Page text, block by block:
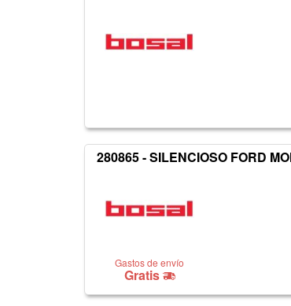
280865 - SILENCIOSO FORD
Gastos de envío
Gratis